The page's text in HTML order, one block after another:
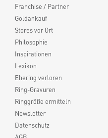
Franchise / Partner
Goldankauf
Stores vor Ort
Philosophie
Inspirationen
Lexikon
Ehering verloren
Ring-Gravuren
Ringgröße ermitteln
Newsletter
Datenschutz